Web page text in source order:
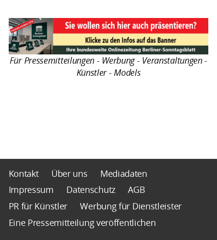
Für Pressemitteilungen - Werbung - Veranstaltungen -
Künstler - Models
Kontakt Über uns
Mediadaten
Impressum
Datenschutz
AGB
PR für Künstler
Werbung für Dienstleister
Eine Pressemitteilung veröffentlichen